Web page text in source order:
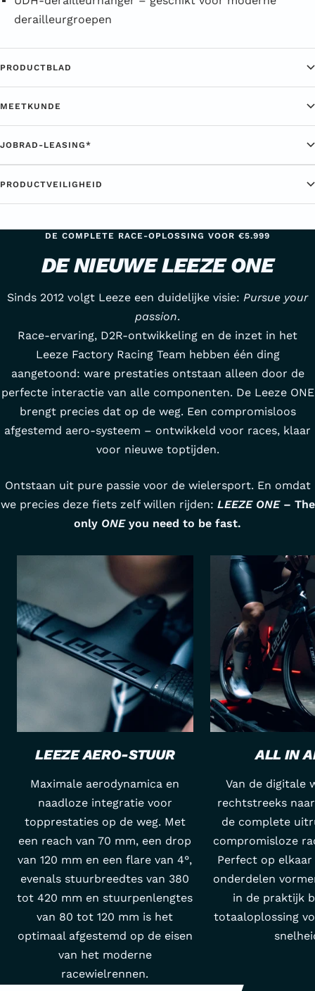
derailleurgroepen
PRODUCTBLAD
MEETKUNDE
JOBRAD-LEASING*
PRODUCTVEILIGHEID
DE COMPLETE RACE-OPLOSSING VOOR €5.999
DE NIEUWE LEEZE ONE
Sinds 2012 volgt Leeze een duidelijke visie: Pursue your
passion.
Race-ervaring, D2R-ontwikkeling en de inzet in het
Leeze Factory Racing Team hebben één ding
aangetoond: ware prestaties ontstaan alleen door de
perfecte interactie van alle componenten. De Leeze ONE
brengt precies dat op de weg. Een compromisloos
afgestemd aero-systeem – ontwikkeld voor races, klaar
voor nieuwe toptijden.
Ontstaan uit pure passie voor de wielersport. En omdat
we precies deze fiets zelf willen rijden: LEEZE ONE– The
only ONEyou need to be fast.
LEEZE AERO-STUUR
Maximale aerodynamica en
naadloze integratie voor
topprestaties op de weg. Met
een reach van 70 mm, een drop
van 120 mm en een flare van 4°,
evenals stuurbreedtes van 380
tot 420 mm en stuurpenlengtes
van 80 tot 120 mm is het
optimaal afgestemd op de eisen
van het moderne
racewielrennen.
ALL IN
Van de digitale
rechtstreeks
de complete
compromisloze
Perfect op
onderdelen
in de praktijk
totaaloplossing